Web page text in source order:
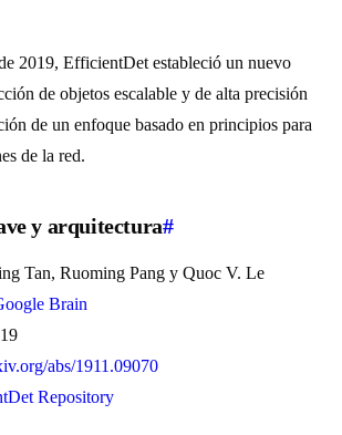
2019, EfficientDet estableció un nuevo
de objetos escalable y de alta precisión
de un enfoque basado en principios para
de la red.
y arquitectura#
Tan, Ruoming Pang y Quoc V. Le
Brain
abs/1911.09070
Repository